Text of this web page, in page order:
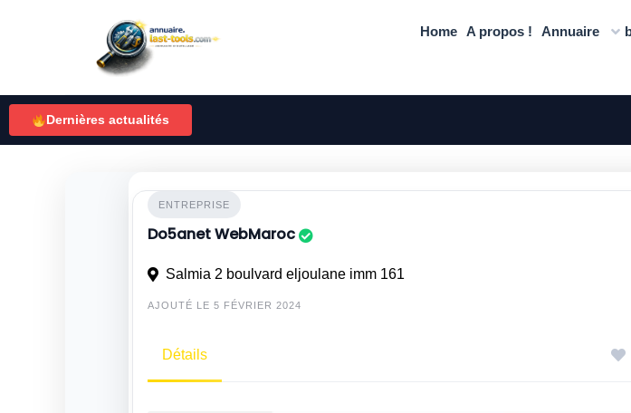
Home A propos ! Annuaire
Dernières actualités
ENTREPRISE
Do5anet WebMaroc
Salmia 2 boulvard eljoulane imm 161
AJOUTÉ LE 5 FÉVRIER 2024
Détails